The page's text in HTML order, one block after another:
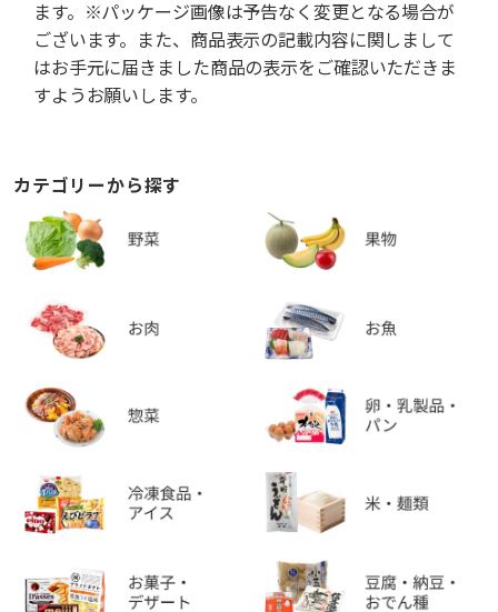
ます。※パッケージ画像は予告なく変更となる場合が
ございます。また、商品表示の記載内容に関しまして
はお手元に届きました商品の表示をご確認いただきま
すようお願いします。
カテゴリーから探す